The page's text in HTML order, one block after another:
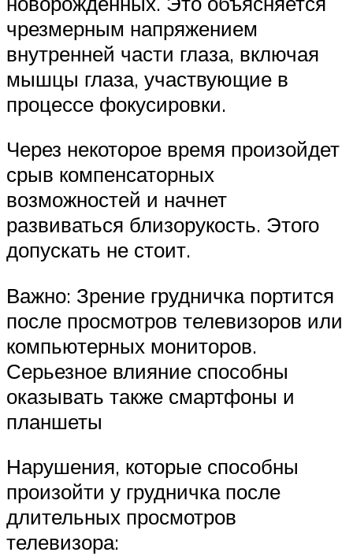
чрезмерным напряжением
внутренней части глаза, включая
мышцы глаза, участвующие в
процессе фокусировки.
Через некоторое время произойдет
срыв компенсаторных
возможностей и начнет
развиваться близорукость. Этого
допускать не стоит.
Важно: Зрение грудничка портится
после просмотров телевизоров или
компьютерных мониторов.
Серьезное влияние способны
оказывать также смартфоны и
планшеты
Нарушения, которые способны
произойти у грудничка после
длительных просмотров
телевизора: